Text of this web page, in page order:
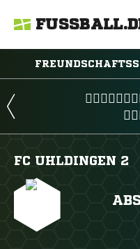
FC UHLDINGEN 2